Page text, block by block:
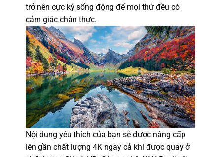
trở nên cực kỳ sống động để mọi thứ đều có
cảm giác chân thực.
Nội dung yêu thích của bạn sẽ được nâng cấp
lên gần chất lượng 4K ngay cả khi được quay ở